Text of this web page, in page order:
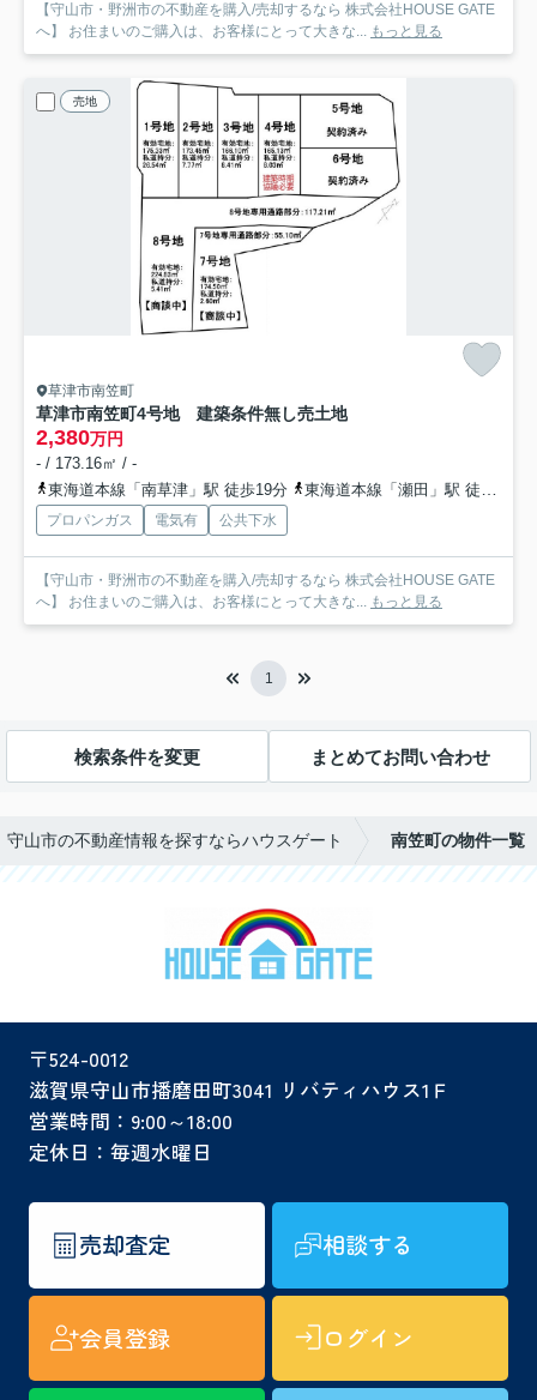
【守山市・野洲市の不動産を購入/売却するなら 株式会社HOUSE GATE
へ】 お住まいのご購入は、お客様にとって大きな... もっと見る
売地
草津市南笠町
草津市南笠町4号地 建築条件無し売土地
2,380万円
- / 173.16㎡ / -
東海道本線「南草津」駅 徒歩19分
東海道本線「瀬田」駅 徒歩28分
プロパンガス 電気有 公共下水
【守山市・野洲市の不動産を購入/売却するなら 株式会社HOUSE GATE
へ】 お住まいのご購入は、お客様にとって大きな... もっと見る
1
検索条件を変更 まとめてお問い合わせ
守山市の不動産情報を探すならハウスゲート 南笠町の物件一覧
〒524-0012
滋賀県守山市播磨田町3041 リバティハウス1Ｆ
営業時間：9:00～18:00
定休日：毎週水曜日
売却査定 相談する
会員登録 ログイン